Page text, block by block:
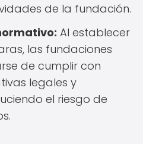
de la fundación.
Al establecer
las fundaciones
de cumplir con
legales y
el riesgo de